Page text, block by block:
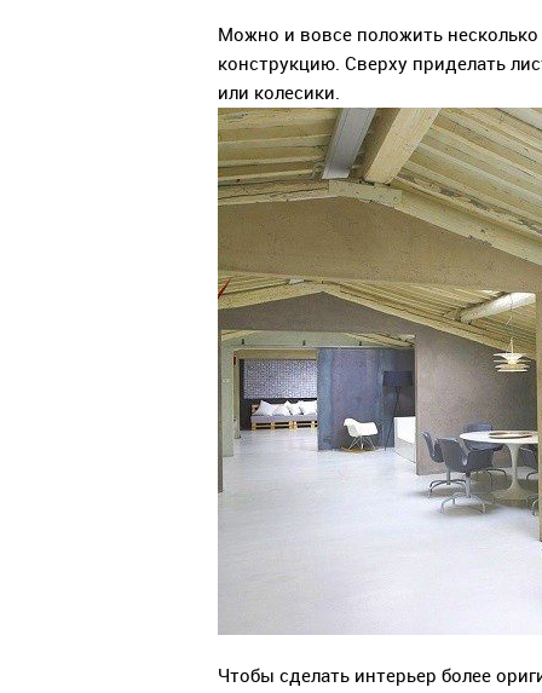
Можно и вовсе положить
конструкцию. Сверху приделать
или колесики.
Чтобы сделать интерьер более